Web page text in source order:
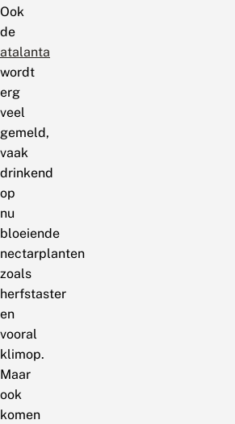
Ook
de
atalanta
wordt
erg
veel
gemeld,
vaak
drinkend
op
nu
bloeiende
nectarplanten
zoals
herfstaster
en
vooral
klimop.
Maar
ook
komen